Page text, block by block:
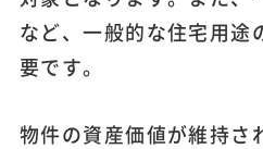
など、一般的な住宅用途
要です。
物件の資産価値が維持さ